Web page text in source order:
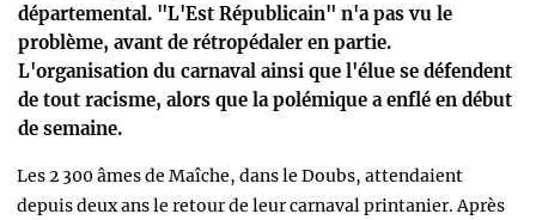
départemental. "L'Est Républicain" n'a pas vu le
problème, avant de rétropédaler en partie.
L'organisation du carnaval ainsi que l'élue se défendent
de tout racisme, alors que la polémique a enflé en début
de semaine.
Les 2 300 âmes de Maîche, dans le Doubs, attendaient
depuis deux ans le retour de leur carnaval printanier. Après